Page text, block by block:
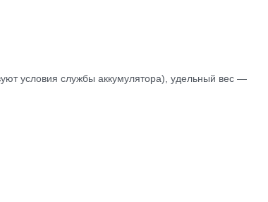
условия службы аккумулятора), удельный вес —